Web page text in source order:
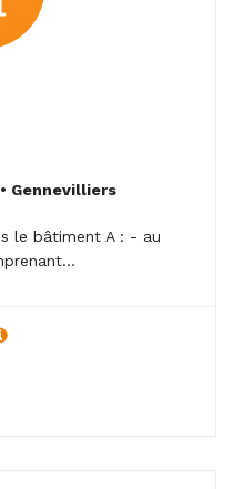
• Gennevilliers
le bâtiment A : - au